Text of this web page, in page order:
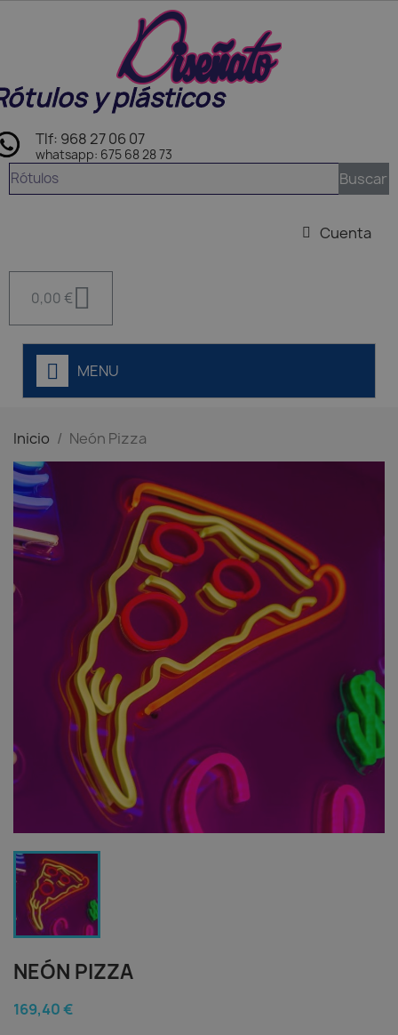
y plásticos
Tlf: 968 27 06 07
whatsapp: 675 68 28 73
Buscar
Cuenta
0,00 €
MENU
Inicio Neón Pizza
NEÓN PIZZA
169,40 €